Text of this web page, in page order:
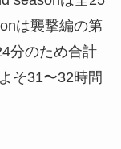
は襲撃編の第
分のため合計
そ31〜32時間